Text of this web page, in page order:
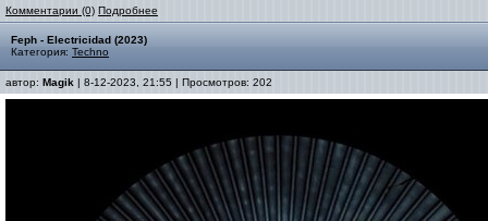
Комментарии (0) Подробнее
Feph - Electricidad (2023)
Категория: Techno
автор: Magik | 8-12-2023, 21:55 | Просмотров: 202